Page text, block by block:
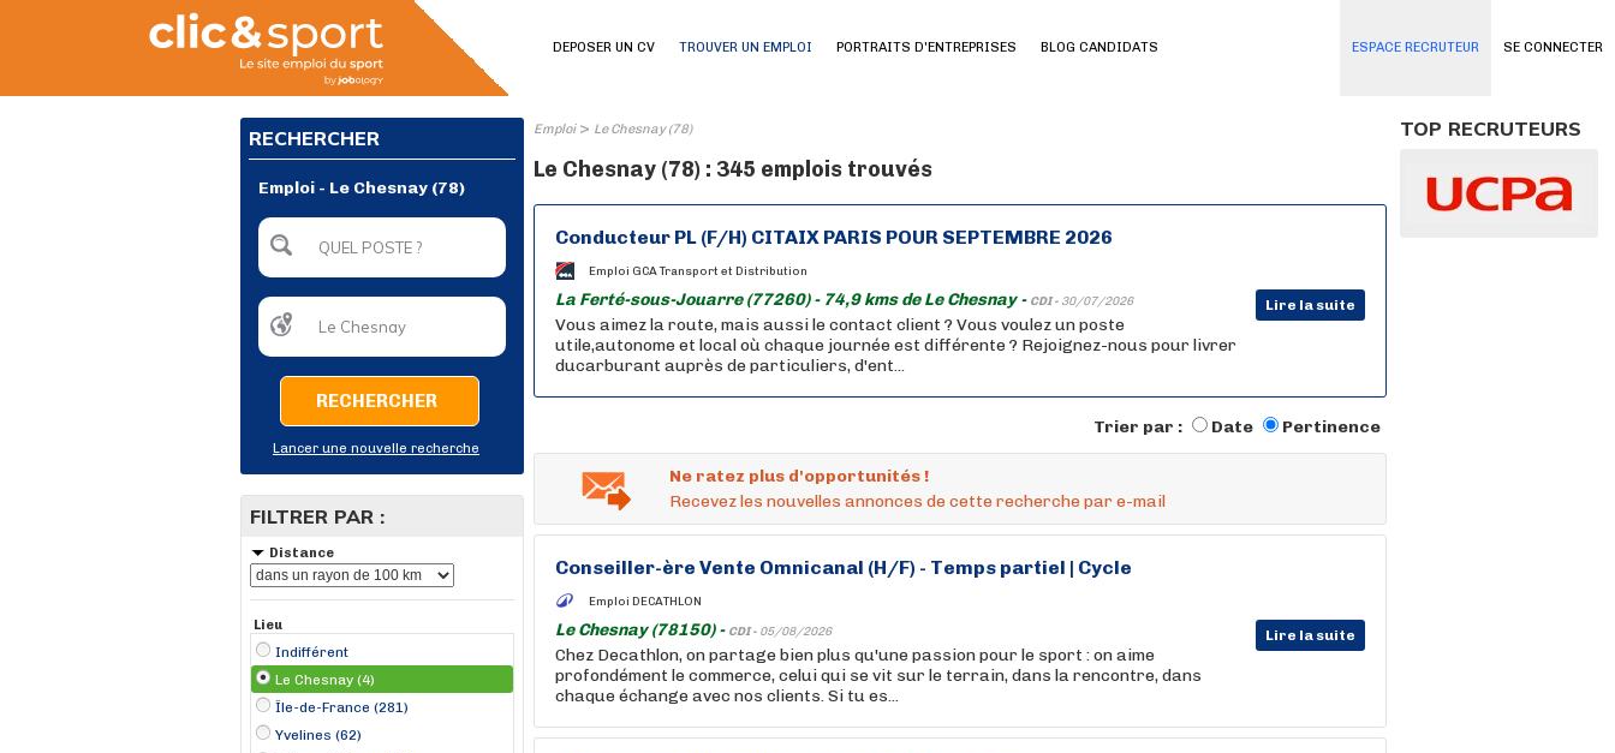
SE CONNECTER
DEPOSER UN CV TROUVER UN EMPLOI PORTRAITS D'ENTREPRISES BLOG CANDIDATS ESPACE RECRUTEUR
RECHERCHER
Emploi - Le Chesnay (78)
RECHERCHER
Lancer une nouvelle recherche
FILTRER PAR :
Distance
Lieu
Indifférent
Le Chesnay (4)
Île-de-France (281)
Yvelines (62)
Emploi> Le Chesnay (78)
Le Chesnay (78) : 345 emplois trouvés
Conducteur PL (F/H) CITAIX PARIS POUR SEPTEMBRE 2026
Emploi GCA Transport et Distribution
La Ferté-sous-Jouarre (77260) - 74,9 kms de Le Chesnay - CDI - 30/07/2026 Lire la suite
Vous aimez la route, mais aussi le contact client ? Vous voulez un poste
utile,autonome et local où chaque journée est différente ? Rejoignez-nous pour livrer
ducarburant auprès de particuliers, d'ent...
Trier par : Date Pertinence
Ne ratez plus d'opportunités !
Recevez les nouvelles annonces de cette recherche par e-mail
Conseiller-ère Vente Omnicanal (H/F) - Temps partiel | Cycle
Emploi DECATHLON
Le Chesnay (78150) - CDI - 05/08/2026 Lire la suite
Chez Decathlon, on partage bien plus qu'une passion pour le sport : on aime
profondément le commerce, celui qui se vit sur le terrain, dans la rencontre, dans
chaque échange avec nos clients. Si tu es...
TOP RECRUTEURS